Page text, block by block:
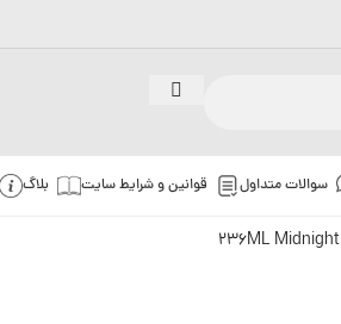
سوالات متداول قوانین و شرایط سایت بلاگ